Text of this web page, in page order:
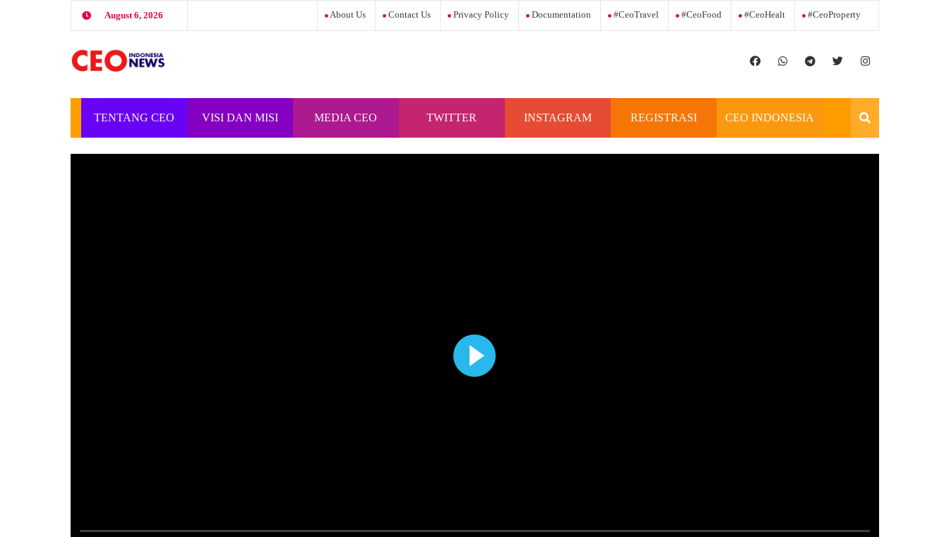
August 6, 2026 About Us Contact Us Privacy Policy Documentation #ceoTravel #ceoFood #ceoHealt #ceoProperty
TENTANG CEO
INDONESIA
VISI DAN MISI
CEO INDONESIA
MEDIA CEO
INDONESIA
TWITTER INSTAGRAM REGISTRASI CEO INDONESIA
OFFICIAL